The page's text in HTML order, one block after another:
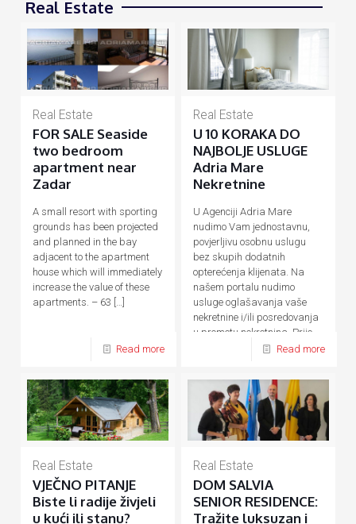
Real Estate
Real Estate
FOR SALE Seaside
two bedroom
apartment near
Zadar
A small resort with sporting
grounds has been projected
and planned in the bay
adjacent to the apartment
house which will immediately
increase the value of these
apartments. – 63 […]
Read more
Real Estate
U 10 KORAKA DO
NAJBOLJE USLUGE
Adria Mare
Nekretnine
U Agenciji Adria Mare
nudimo Vam jednostavnu,
povjerljivu osobnu uslugu
bez skupih dodatnih
opterećenja klijenata. Na
našem portalu nudimo
usluge oglašavanja vaše
nekretnine i/ili posredovanja
u prometu nekretnina. Prije,
Read more
Real Estate
VJEČNO PITANJE
Biste li radije živjeli
u kući ili stanu?
Real Estate
DOM SALVIA
SENIOR RESIDENCE:
Tražite luksuzan i